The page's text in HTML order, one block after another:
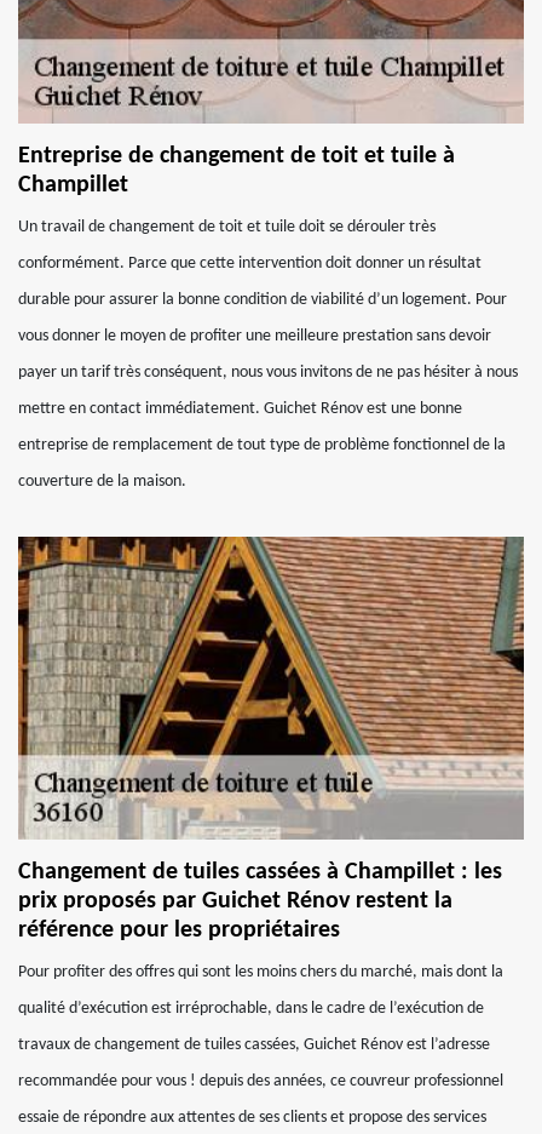
Entreprise de changement de toit et tuile à
Champillet
Un travail de changement de toit et tuile doit se dérouler très
conformément. Parce que cette intervention doit donner un résultat
durable pour assurer la bonne condition de viabilité d’un logement. Pour
vous donner le moyen de profiter une meilleure prestation sans devoir
payer un tarif très conséquent, nous vous invitons de ne pas hésiter à nous
mettre en contact immédiatement. Guichet Rénov est une bonne
entreprise de remplacement de tout type de problème fonctionnel de la
couverture de la maison.
Changement de tuiles cassées à Champillet : les
prix proposés par Guichet Rénov restent la
référence pour les propriétaires
Pour profiter des offres qui sont les moins chers du marché, mais dont la
qualité d’exécution est irréprochable, dans le cadre de l’exécution de
travaux de changement de tuiles cassées, Guichet Rénov est l’adresse
recommandée pour vous ! depuis des années, ce couvreur professionnel
essaie de répondre aux attentes de ses clients et propose des services